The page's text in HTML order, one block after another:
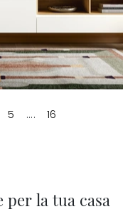
5 .... 16
la tua casa